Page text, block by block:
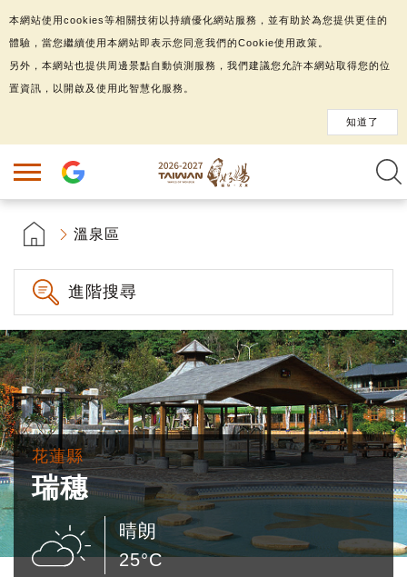
溫泉區
進階搜尋
花蓮縣
瑞穗
晴朗
25°C
本網站使用cookies等相關技術以持續優化網站服務，並有助於為您提供更佳的
體驗，當您繼續使用本網站即表示您同意我們的Cookie使用政策。
另外，本網站也提供周邊景點自動偵測服務，我們建議您允許本網站取得您的位
置資訊，以開啟及使用此智慧化服務。
知道了